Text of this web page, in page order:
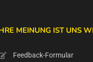
MEINUNG IST UNS
Feedback-Formular